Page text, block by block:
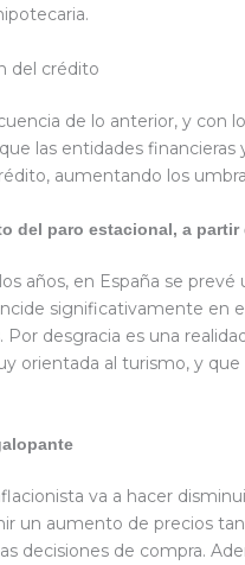
del crédito
de lo anterior, y con
las entidades
aumentando los
del paro estacional, a partir
años, en España se
significativamente en
Por desgracia es una
orientada al turismo, y
va a hacer
un aumento de precios
decisiones de compra.